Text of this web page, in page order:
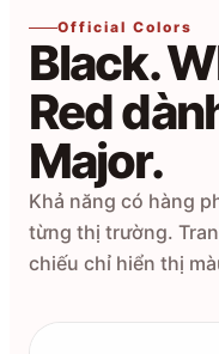
Official Colors
Black.
Red
Major.
Khả năng có hàng
từng thị trường.
chiếu chỉ hiển thị